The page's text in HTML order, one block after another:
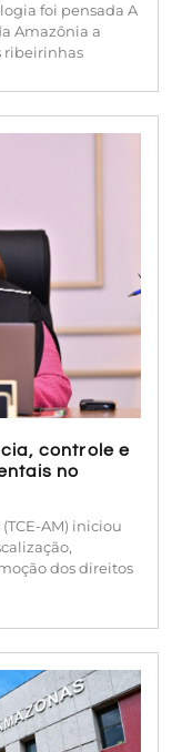
foi pensada A
Amazônia a
ribeirinhas
controle e
no
AM) iniciou
dos direitos